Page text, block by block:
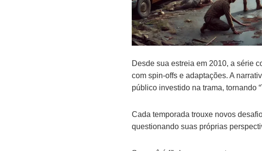
Desde sua estreia em 2010, a série
com spin-offs e adaptações. A
público investido na trama, tornando
Cada temporada trouxe novos
questionando suas próprias